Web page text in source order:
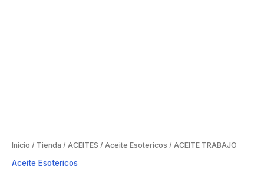
Inicio / Tienda / ACEITES / Aceite Esotericos / ACEITE TRABAJO
Aceite Esotericos